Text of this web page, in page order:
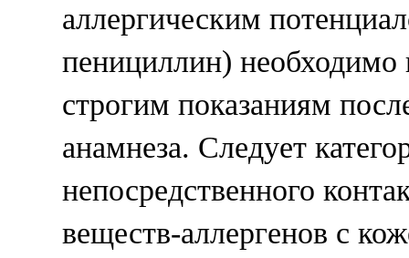
аллергическим
пенициллин) необходимо
строгим показаниям
анамнеза. Следует
непосредственного
веществ-аллергенов с